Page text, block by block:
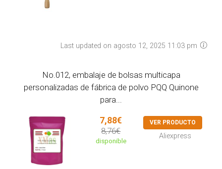
Last updated on agosto 12, 2025 11:03 pm
No.012, embalaje de bolsas multicapa
personalizadas de fábrica de polvo PQQ Quinone
para...
7,88€
8,76€
disponible
VER PRODUCTO
Aliexpress